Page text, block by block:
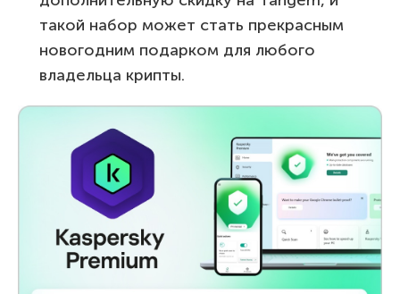
такой набор может стать прекрасным
новогодним подарком для любого
владельца крипты.